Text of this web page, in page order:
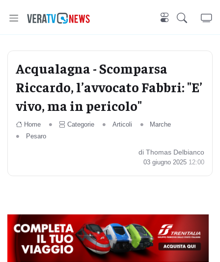
Acqualagna - Scomparsa
Riccardo, l’avvocato Fabbri: "E’
vivo, ma in pericolo"
Home Categorie Articoli
Marche
Pesaro
di Thomas Delbianco
03 giugno 2025 12:00